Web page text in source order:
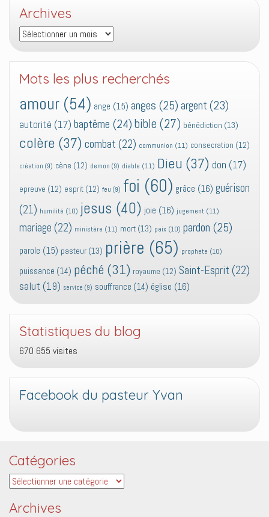
Archives
Archives
Mots les plus recherchés
amour (54) ange (15) anges (25) argent (23)
autorité (17) baptême (24) bible (27) bénédiction (13)
colère (37) combat (22) communion (11) consecration (12)
création (9) cène (12) demon (9) diable (11) Dieu (37) don (17)
epreuve (12) esprit (12) feu (9) foi (60) grâce (16) guérison
(21) humilité (10) jesus (40) joie (16) jugement (11)
mariage (22) ministère (11) mort (13) paix (10) pardon (25)
parole (15) pasteur (13) prière (65) prophete (10)
puissance (14) péché (31) royaume (12) Saint-Esprit (22)
salut (19) service (9) souffrance (14) église (16)
Statistiques du blog
670 655 visites
Facebook du pasteur Yvan
Catégories
Catégories
Archives